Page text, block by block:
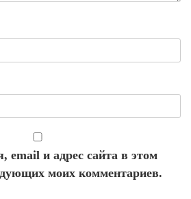
email и адрес сайта в этом
моих комментариев.